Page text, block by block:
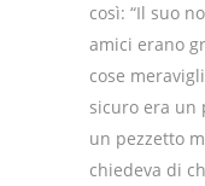
così: “Il suo
amici erano
cose
sicuro era un
un pezzetto
chiedeva di